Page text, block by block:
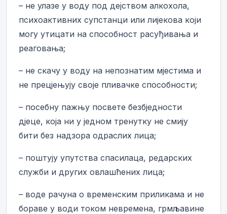
– не улазе у воду под дејством алкохола,
психоактивних супстанци или лијекова који
могу утицати на способност расуђивања и
реаговања;
– не скачу у воду на непознатим мјестима и
не прецјењују своје пливачке способности;
– посебну пажњу посвете безбједности
дјеце, која ни у једном тренутку не смију
бити без надзора одраслих лица;
– поштују упутства спасилаца, редарских
служби и других овлашћених лица;
– воде рачуна о временским приликама и не
бораве у води током невремена, грмљавине